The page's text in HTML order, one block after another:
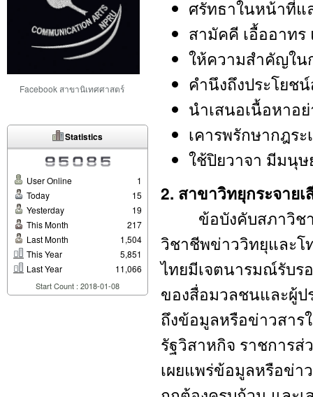
Facebook สาขานิเทศศาสตร์
Statistics
User Online
1
Today
15
Yesterday
19
This Month
217
Last Month
1,504
This Year
5,851
Last Year
11,066
Start Count : 2018-01-08
ศรัทธาในหน้าที่
สามัคคี เอื้ออาทร
ให้ความสำคัญใน
คำนึงถึงประโยช
นำเสนอเนื้อหาอ
เคารพรักษากฎร
ใช้ปิยวาจา มีมนุ
2. สาขาวิทยุกระจาย
ข้อบังคับสภาวิชาชี
วิชาชีพข่าววิทยุและ
ไทยมีเจตนารมณ์รับร
ของสื่อมวลชนและผู้ป
ถึงข้อมูลหรือข่าวสาร
รัฐวิสาหกิจ ราชการ
เผยแพร่ข้อมูลหรือข่า